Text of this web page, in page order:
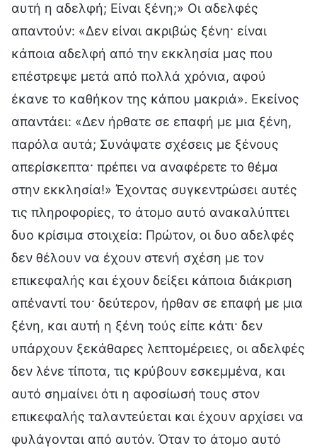
αυτή η αδελφή; Είναι ξένη;» Οι αδελφές
απαντούν: «Δεν είναι ακριβώς ξένη· είναι
κάποια αδελφή από την εκκλησία μας που
επέστρεψε μετά από πολλά χρόνια, αφού
έκανε το καθήκον της κάπου μακριά». Εκείνος
απαντάει: «Δεν ήρθατε σε επαφή με μια ξένη,
παρόλα αυτά; Συνάψατε σχέσεις με ξένους
απερίσκεπτα· πρέπει να αναφέρετε το θέμα
στην εκκλησία!» Έχοντας συγκεντρώσει αυτές
τις πληροφορίες, το άτομο αυτό ανακαλύπτει
δυο κρίσιμα στοιχεία: Πρώτον, οι δυο αδελφές
δεν θέλουν να έχουν στενή σχέση με τον
επικεφαλής και έχουν δείξει κάποια διάκριση
απέναντί του· δεύτερον, ήρθαν σε επαφή με μια
ξένη, και αυτή η ξένη τούς είπε κάτι· δεν
υπάρχουν ξεκάθαρες λεπτομέρειες, οι αδελφές
δεν λένε τίποτα, τις κρύβουν εσκεμμένα, και
αυτό σημαίνει ότι η αφοσίωσή τους στον
επικεφαλής ταλαντεύεται και έχουν αρχίσει να
φυλάγονται από αυτόν. Όταν το άτομο αυτό